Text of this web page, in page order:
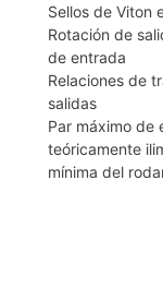
Sellos de Viton
Rotación de
de entrada
Relaciones de
salidas
Par máximo de
teóricamente
mínima del